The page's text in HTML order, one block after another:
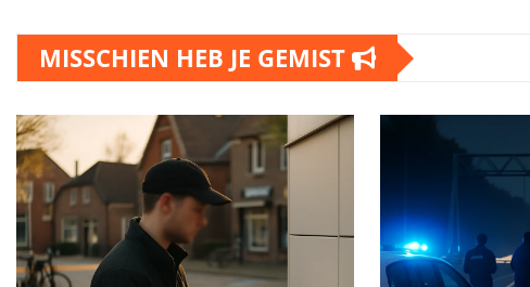
MISSCHIEN HEB JE GEMIST